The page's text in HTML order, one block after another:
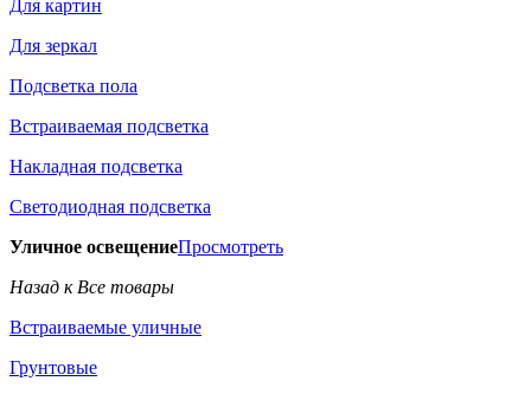
Для картин
Для зеркал
Подсветка пола
Встраиваемая подсветка
Накладная подсветка
Светодиодная подсветка
Уличное освещениеПросмотреть
Назад к Все товары
Встраиваемые уличные
Грунтовые